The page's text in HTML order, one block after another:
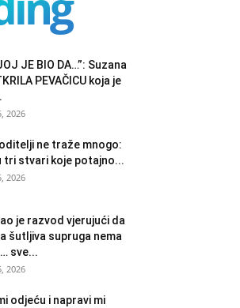
JE BIO DA…”: Suzana
PEVAČICU koja je
2026
ne traže mnogo:
tri stvari koje potajno...
2026
je razvod vjerujući da
šutljiva supruga nema
sve...
2026
odjeću i napravi mi